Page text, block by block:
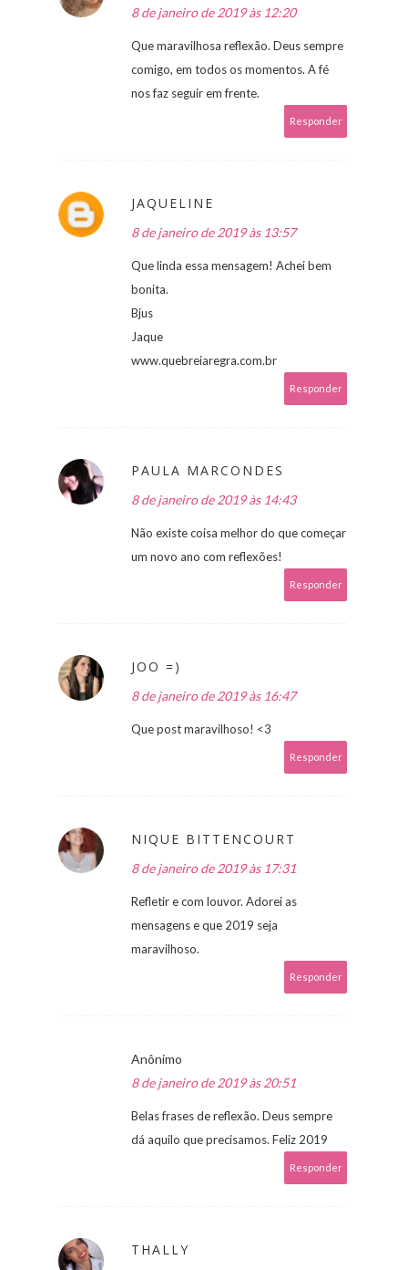
8 de janeiro de 2019 às 12:20
Que maravilhosa reflexão. Deus sempre
comigo, em todos os momentos. A fé
nos faz seguir em frente.
Responder
JAQUELINE
8 de janeiro de 2019 às 13:57
Que linda essa mensagem! Achei bem
bonita.
Bjus
Jaque
www.quebreiaregra.com.br
Responder
PAULA MARCONDES
8 de janeiro de 2019 às 14:43
Não existe coisa melhor do que começar
um novo ano com reflexões!
Responder
JOO =)
8 de janeiro de 2019 às 16:47
Que post maravilhoso! <3
Responder
NIQUE BITTENCOURT
8 de janeiro de 2019 às 17:31
Refletir e com louvor. Adorei as
mensagens e que 2019 seja
maravilhoso.
Responder
Anônimo
8 de janeiro de 2019 às 20:51
Belas frases de reflexão. Deus sempre
dá aquilo que precisamos. Feliz 2019
Responder
THALLY